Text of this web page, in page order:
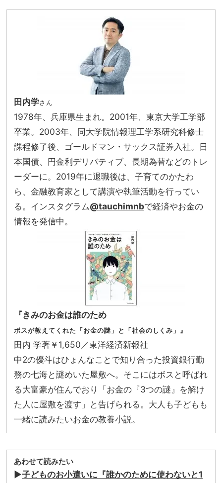
田内学さん
1978年、兵庫県生まれ。2001年、東京大学工学部
卒業。2003年、同大学院情報理工学系研究科修士
課程修了後、ゴールドマン・サックス証券入社。日
本国債、円金利デリバティブ、長期為替などのトレ
ーダーに。2019年に退職後は、子育てのかたわ
ら、金融教育家として講演や執筆活動を行ってい
る。インスタグラム@tauchimnbで経済やお金の
情報を発信中。
『きみのお金は誰のため
ボスが教えてくれた「お金の謎」と「社会のしくみ」』
田内 学著￥1,650／東洋経済新報社
中2の優斗はひょんなことで知り合った投資銀行勤
務の七海と謎めいた屋敷へ。そこにはボスと呼ばれ
る大富豪が住んでおり「お金の『3つの謎』を解け
た人に屋敷を渡す」と告げられる。大人も子どもも
一緒に読みたいお金の教養小説。
あわせて読みたい
▶︎子どものお小遣いに『誰かのために使わないと1